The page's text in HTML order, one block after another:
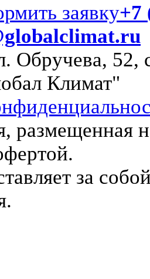
заявку+7
Обручева, 52,
Климат"
размещенная
за